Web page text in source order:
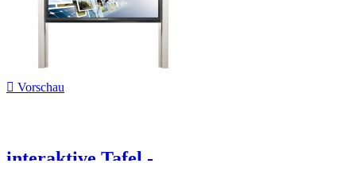
 Vorschau
interaktive Tafel -...